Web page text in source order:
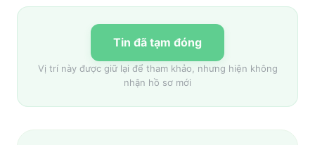
Tin đã tạm đóng
Vị trí này được giữ lại để tham khảo, nhưng hiện không
nhận hồ sơ mới